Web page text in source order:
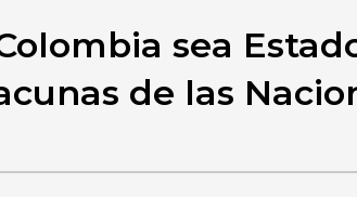
sea
de las